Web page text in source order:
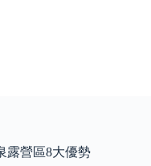
露營區8大優勢